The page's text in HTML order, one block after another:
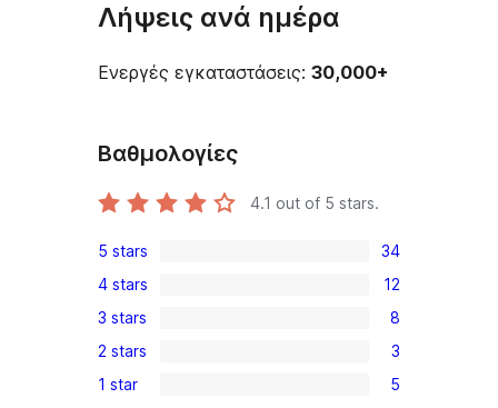
Λήψεις ανά ημέρα
Ενεργές εγκαταστάσεις: 30,000+
Βαθμολογίες
4.1 out of 5 stars.
34
5-
star
reviews
5 stars 34
12
4-
star
reviews
4 stars 12
8
3-
star
3 stars 8
3
2-
2 stars 3
5
1 star 5